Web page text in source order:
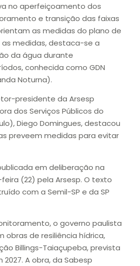
no aperfeiçoamento dos
e transição das faixas
as medidas do plano de
as medidas, destaca-se a
da água durante
conhecida como GDN
Noturna).
presidente da Arsesp
dos Serviços Públicos do
Diego Domingues, destacou
preveem medidas para evitar
em deliberação na
(22) pela Arsesp. O texto
com a Semil-SP e da SP
o governo paulista
obras de resiliência hídrica,
Billings-Taiaçupeba, prevista
A obra, da Sabesp